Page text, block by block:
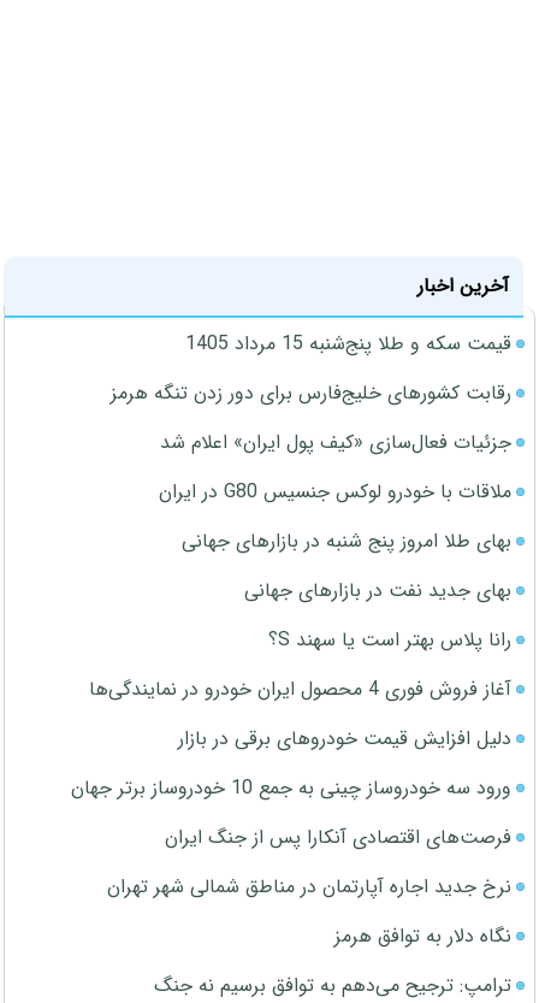
آخرین اخبار
قیمت سکه و طلا پنج‌شنبه 15 مرداد 1405
رقابت کشورهای خلیج‌فارس برای دور زدن تنگه هرمز
جزئیات فعال‌سازی «کیف پول ایران» اعلام شد
ملاقات با خودرو لوکس جنسیس G80 در ایران
بهای طلا امروز پنج شنبه در بازارهای جهانی
بهای جدید نفت در بازارهای جهانی
رانا پلاس بهتر است یا سهند S؟
آغاز فروش فوری 4 محصول ایران خودرو در نمایندگی‌ها
دلیل افزایش قیمت خودروهای برقی در بازار
ورود سه خودروساز چینی به جمع 10 خودروساز برتر جهان
فرصت‌های اقتصادی آنکارا پس از جنگ ایران
نرخ جدید اجاره آپارتمان در مناطق شمالی شهر تهران
نگاه دلار به توافق هرمز
ترامپ: ترجیح می‌دهم به توافق برسیم نه جنگ